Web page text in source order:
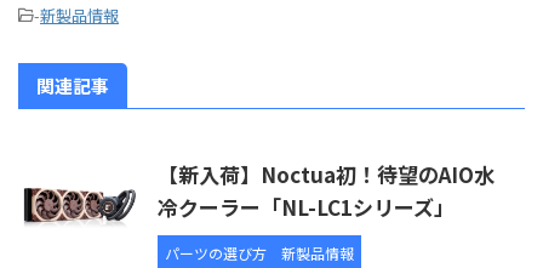
-新製品情報
関連記事
【新入荷】Noctua初！待望のAIO水
冷クーラー「NL-LC1シリーズ」
パーツの選び方 新製品情報